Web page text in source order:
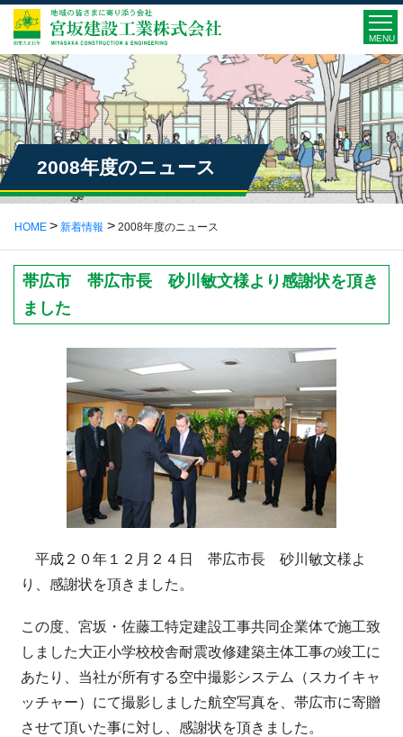
MENU
2008年度のニュース
HOME 新着情報 2008年度のニュース
帯広市 帯広市長 砂川敏文様より感謝状を頂き
ました
平成２０年１２月２４日 帯広市長 砂川敏文様よ
り、感謝状を頂きました。
この度、宮坂・佐藤工特定建設工事共同企業体で施工致
しました大正小学校校舎耐震改修建築主体工事の竣工に
あたり、当社が所有する空中撮影システム（スカイキャ
ッチャー）にて撮影しました航空写真を、帯広市に寄贈
させて頂いた事に対し、感謝状を頂きました。